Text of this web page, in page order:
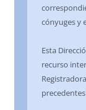
cónyuges y
Esta
recurso